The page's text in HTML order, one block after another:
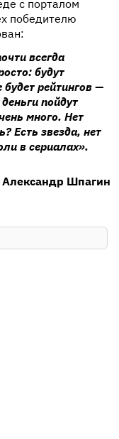
с порталом
победителю
всегда
будут
рейтингов —
пойдут
много. Нет
Есть звезда, нет
в сериалах».
Александр Шпагин